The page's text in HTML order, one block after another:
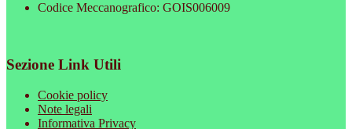
Codice Meccanografico: GOIS006009
Sezione Link Utili
Cookie policy
Note legali
Informativa Privacy